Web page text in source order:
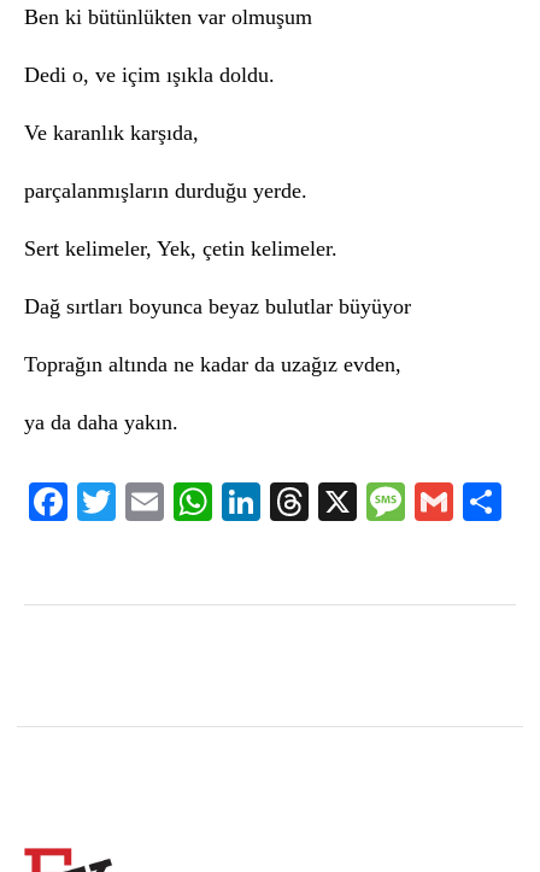
Ben ki bütünlükten var olmuşum
Dedi o, ve içim ışıkla doldu.
Ve karanlık karşıda,
parçalanmışların durduğu yerde.
Sert kelimeler, Yek, çetin kelimeler.
Dağ sırtları boyunca beyaz bulutlar büyüyor
Toprağın altında ne kadar da uzağız evden,
ya da daha yakın.
FacebookTwitterEmail WhatsAppLinkedInThreads
X Message
Gmail